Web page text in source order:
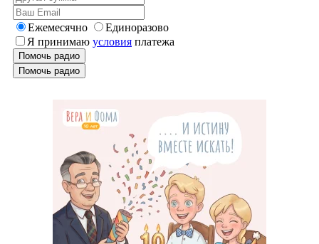
Ежемесячно
Единоразово
Я принимаю условия платежа
Помочь радио
Помочь радио